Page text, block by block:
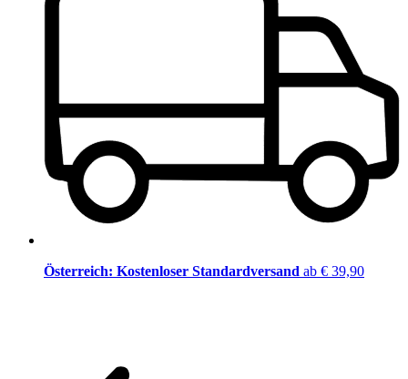
Österreich: Kostenloser Standardversand ab € 39,90